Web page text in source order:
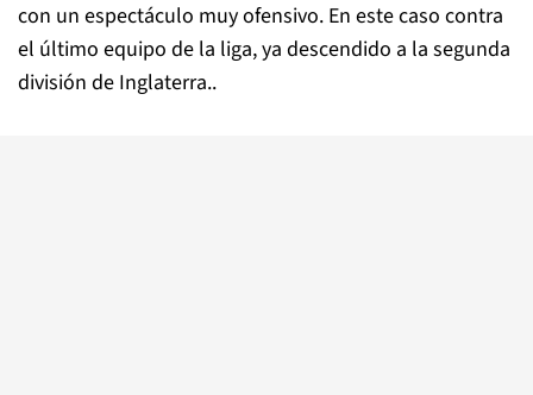
con un espectáculo muy ofensivo. En este caso contra
el último equipo de la liga, ya descendido a la segunda
división de Inglaterra..